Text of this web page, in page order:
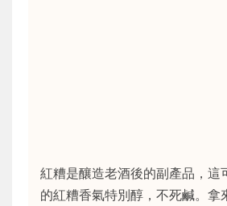
紅糟是釀造老酒後的副產品，這
的紅糟香氣特別醇，不死鹹。拿